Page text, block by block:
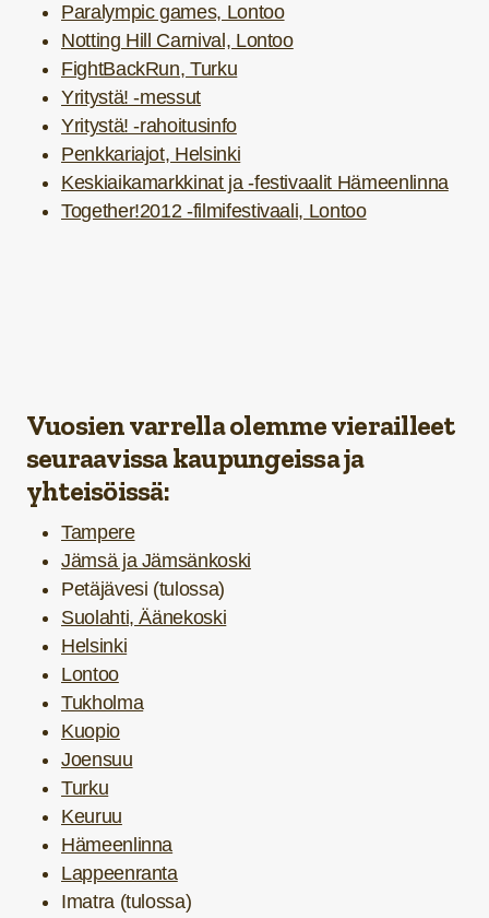
Paralympic games, Lontoo
Notting Hill Carnival, Lontoo
FightBackRun, Turku
Yritystä! -messut
Yritystä! -rahoitusinfo
Penkkariajot, Helsinki
Keskiaikamarkkinat ja -festivaalit Hämeenlinna
Together!2012 -filmifestivaali, Lontoo
Vuosien varrella olemme vierailleet
seuraavissa kaupungeissa ja
yhteisöissä:
Tampere
Jämsä ja Jämsänkoski
Petäjävesi (tulossa)
Suolahti, Äänekoski
Helsinki
Lontoo
Tukholma
Kuopio
Joensuu
Turku
Keuruu
Hämeenlinna
Lappeenranta
Imatra (tulossa)